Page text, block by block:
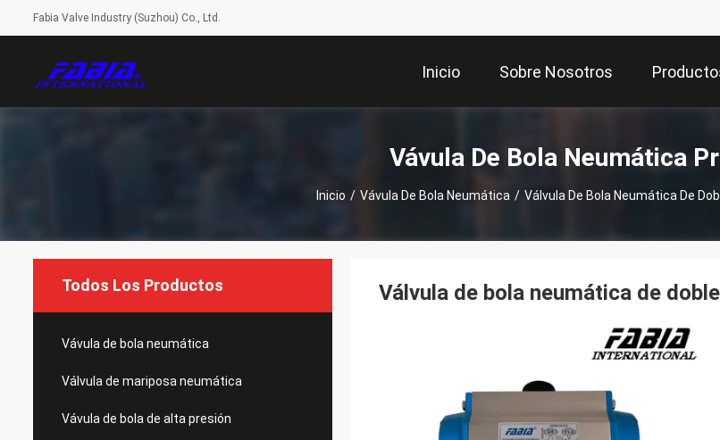
Fabia Valve Industry (Suzhou) Co., Ltd.
Inicio Sobre Nosotros
Vávula De Bola Neumática
Inicio / Vávula De Bola Neumática / Válvula De Bola Neumática De
Todos Los Productos
Vávula de bola neumática
Válvula de mariposa neumática
Vávula de bola de alta presión
Válvula de bola neumática de